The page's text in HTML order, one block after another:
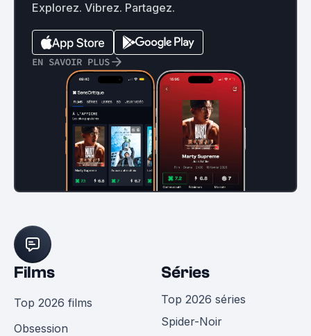
Explorez. Vibrez. Partagez.
EN SAVOIR PLUS
Films
Top 2026 films
Obsession
Séries
Top 2026 séries
Spider-Noir